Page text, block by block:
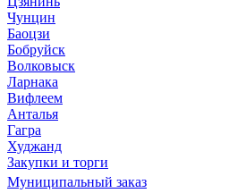
Чунцин
Баоцзи
Бобруйск
Волковыск
Ларнака
Вифлеем
Анталья
Гагра
Худжанд
Закупки и торги
Муниципальный заказ